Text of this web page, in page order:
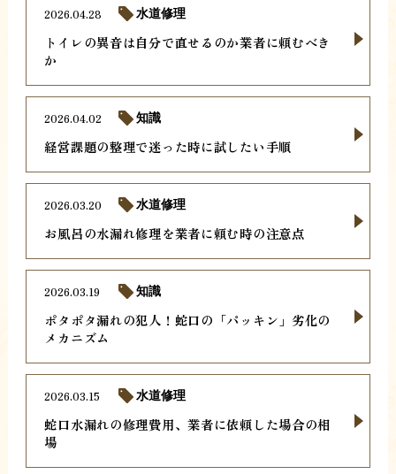
トイレの異音は自分で直せるのか業者に頼むべき
か
2026.04.28 水道修理
経営課題の整理で迷った時に試したい手順
2026.04.02 知識
お風呂の水漏れ修理を業者に頼む時の注意点
2026.03.20 水道修理
ポタポタ漏れの犯人！蛇口の「パッキン」劣化の
メカニズム
2026.03.19 知識
蛇口水漏れの修理費用、業者に依頼した場合の相
場
2026.03.15 水道修理